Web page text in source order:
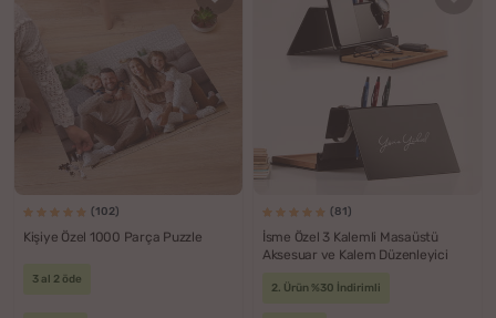
(102)
Kişiye Özel 1000 Parça Puzzle
3 al 2 öde
(81)
İsme Özel 3 Kalemli Masaüstü
Aksesuar ve Kalem Düzenleyici
2. Ürün %30 İndirimli